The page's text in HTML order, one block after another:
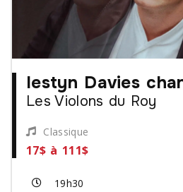
Iestyn Davies
Les Violons du Roy
Classique
17$ à 111$
19h30